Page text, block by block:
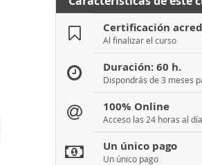
Certificación
Al finalizar el curso
Duración: 60 h.
Dispondrás de 3 meses
100% Online
Acceso las 24 horas al día
Un único pago
Un único pago